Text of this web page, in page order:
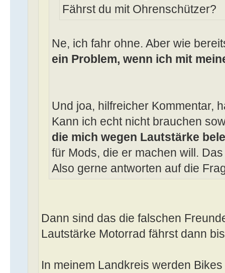
Fährst du mit Ohrenschützer?
Ne, ich fahr ohne. Aber wie
ein Problem, wenn ich mit
Und joa, hilfreicher Kommentar,
Kann ich echt nicht brauchen
die mich wegen Lautstärke
für Mods, die er machen will.
Also gerne antworten auf die
Dann sind das die falschen
Lautstärke Motorrad fährst dann
In meinem Landkreis werden